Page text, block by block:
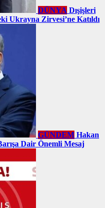
DÜNYA Dışişleri
Ukrayna Zirvesi’ne Katıldı
GÜNDEM Hakan
Dair Önemli Mesaj